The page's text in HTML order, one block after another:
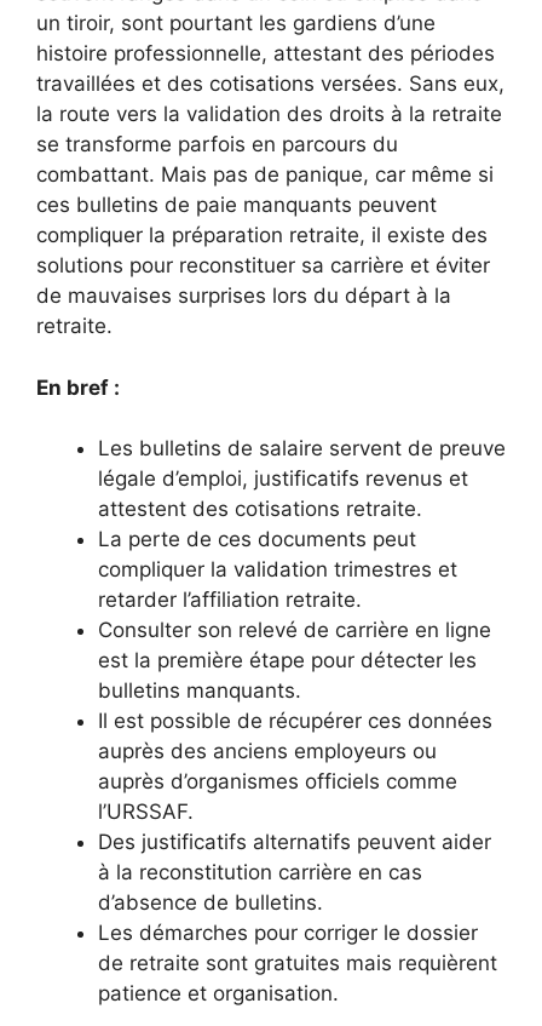
un tiroir, sont pourtant les gardiens d’une
histoire professionnelle, attestant des périodes
travaillées et des cotisations versées. Sans eux,
la route vers la validation des droits à la retraite
se transforme parfois en parcours du
combattant. Mais pas de panique, car même si
ces bulletins de paie manquants peuvent
compliquer la préparation retraite, il existe des
solutions pour reconstituer sa carrière et éviter
de mauvaises surprises lors du départ à la
retraite.
En bref :
Les bulletins de salaire servent de preuve
légale d’emploi, justificatifs revenus et
attestent des cotisations retraite.
La perte de ces documents peut
compliquer la validation trimestres et
retarder l’affiliation retraite.
Consulter son relevé de carrière en ligne
est la première étape pour détecter les
bulletins manquants.
Il est possible de récupérer ces données
auprès des anciens employeurs ou
auprès d’organismes officiels comme
l’URSSAF.
Des justificatifs alternatifs peuvent aider
à la reconstitution carrière en cas
d’absence de bulletins.
Les démarches pour corriger le dossier
de retraite sont gratuites mais requièrent
patience et organisation.